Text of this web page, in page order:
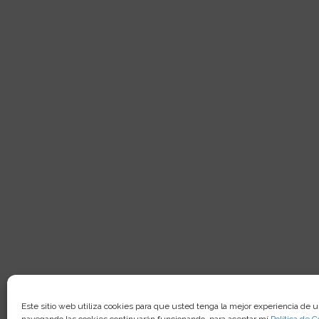
Este sitio web utiliza cookies para que usted tenga la mejor experiencia de